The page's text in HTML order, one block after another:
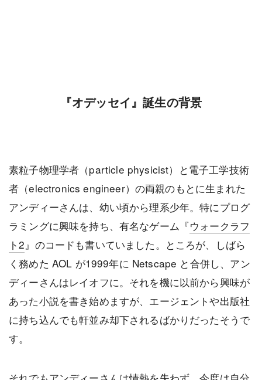
『オデッセイ』誕生の背景
素粒子物理学者（particle physicist）と電子工学技術
者（electronics engineer）の両親のもとに生まれた
アンディーさんは、幼い頃から理系少年。特にプログ
ラミングに興味を持ち、有名なゲーム『ウォークラフ
ト2』のコードも書いていました。ところが、しばら
く務めた AOL が1999年に Netscape と合併し、アン
ディーさんはレイオフに。それを機に以前から興味が
あった小説を書き始めますが、エージェントや出版社
に持ち込んでも軒並み却下されるばかりだったそうで
す。